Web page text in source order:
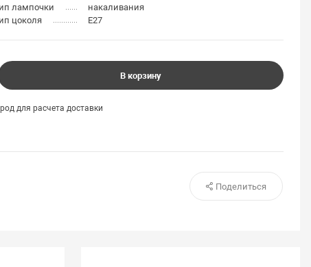
лампочки
накаливания
цоколя
E27
В корзину
для расчета доставки
Поделиться